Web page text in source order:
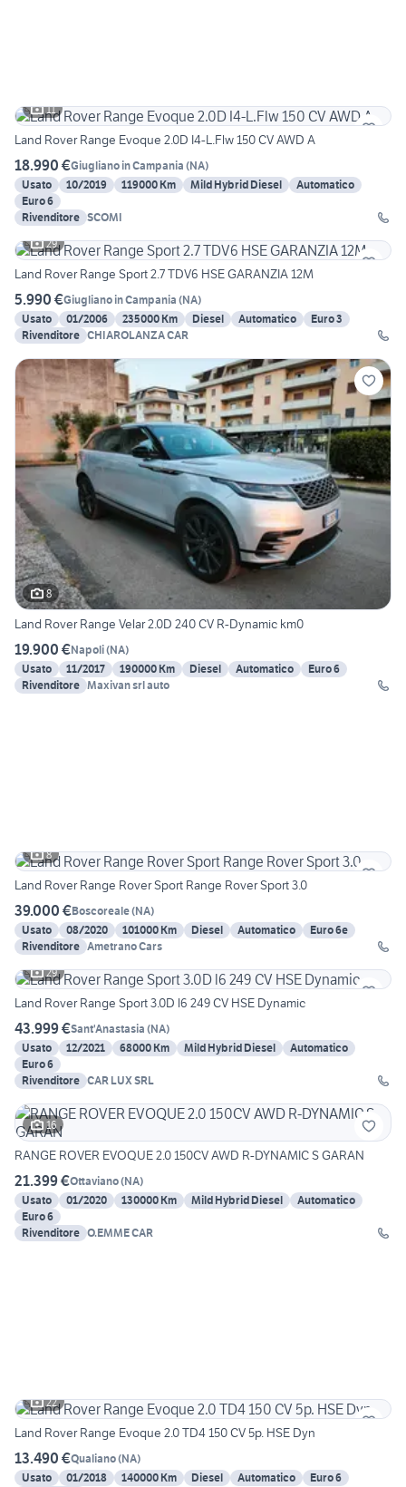
11
Land Rover Range Evoque 2.0D I4-L.Flw 150 CV AWD A
18.990 €Giugliano in Campania (NA)
Usato
10/2019 119000 Km Mild Hybrid Diesel
Automatico
Euro 6
Rivenditore SCOMI
29
Land Rover Range Sport 2.7 TDV6 HSE GARANZIA 12M
5.990 €Giugliano in Campania (NA)
Usato
01/2006 235000 Km Diesel Automatico
Euro 3
Rivenditore CHIAROLANZA CAR
8
Land Rover Range Velar 2.0D 240 CV R-Dynamic km0
19.900 €Napoli(NA)
Usato
11/2017 190000 Km Diesel Automatico
Euro 6
Rivenditore Maxivan srl auto
8
Land Rover Range Rover Sport Range Rover Sport 3.0
39.000 €Boscoreale(NA)
Usato
08/2020 101000 Km Diesel Automatico
Euro 6e
Rivenditore Ametrano Cars
29
Land Rover Range Sport 3.0D l6 249 CV HSE Dynamic
43.999 €Sant'Anastasia (NA)
Usato
12/2021 68000 Km Mild Hybrid Diesel
Automatico
Euro 6
Rivenditore CAR LUX SRL
16
RANGE ROVER EVOQUE 2.0 150CV AWD R-DYNAMIC S GARAN
21.399 €Ottaviano(NA)
Usato
01/2020 130000 Km Mild Hybrid Diesel
Automatico
Euro 6
Rivenditore O.EMME CAR
22
Land Rover Range Evoque 2.0 TD4 150 CV 5p. HSE Dyn
13.490 €Qualiano(NA)
Usato
01/2018 140000 Km Diesel Automatico Euro 6